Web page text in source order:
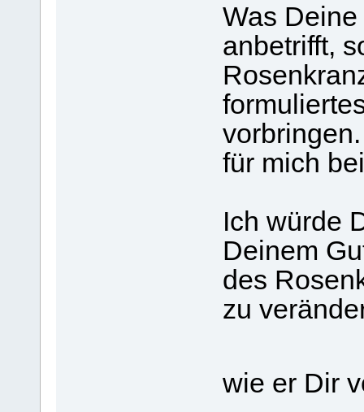
Was
anbetrifft,
für mich
Ich würde
Deinem
des
zu
wie er Dir